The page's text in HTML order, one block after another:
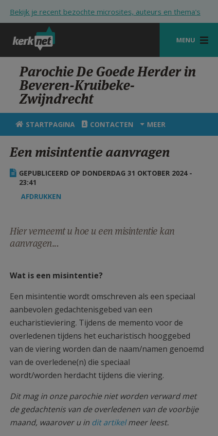
Bekijk je recent bezochte microsites, auteurs en thema's
MENU
STARTPAGINA
KERK
VIERINGEN
SHOP
ZOEKEN
HULP
STARTPAGINA PORTAAL
AANMELDEN OF REGISTREREN
Parochie De Goede Herder in
Beveren-Kruibeke-
Zwijndrecht
STARTPAGINA CONTACTEN MEER
Een misintentie aanvragen
GEPUBLICEERD OP DONDERDAG 31 OKTOBER 2024 -
23:41
AFDRUKKEN
Hier verneemt u hoe u een misintentie kan
aanvragen...
Wat is een misintentie?
Een misintentie wordt omschreven als een speciaal
aanbevolen gedachtenisgebed van een
eucharistieviering. Tijdens de memento voor de
overledenen tijdens het eucharistisch hooggebed
van de viering worden dan de naam/namen genoemd
van de overledene(n) die speciaal
wordt/worden herdacht tijdens die viering.
Dit mag in onze parochie niet worden verward met
de gedachtenis van de overledenen van de voorbije
maand, waarover u in dit artikelmeer leest.